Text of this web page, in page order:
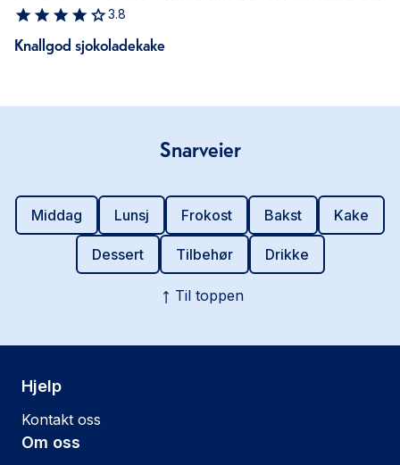
3.8
Knallgod sjokoladekake
Snarveier
Middag Lunsj Frokost Bakst Kake
Dessert Tilbehør Drikke
Til toppen
Hjelp
Kontakt oss
Om oss